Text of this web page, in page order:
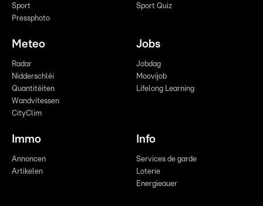
Sport
Pressphoto
Sport Quiz
Meteo
Radar
Nidderschléi
Quantitéiten
Wandvitessen
CityClim
Jobs
Jobdag
Moovijob
Lifelong Learning
Immo
Annoncen
Artikelen
Info
Services de garde
Loterie
Energieauer